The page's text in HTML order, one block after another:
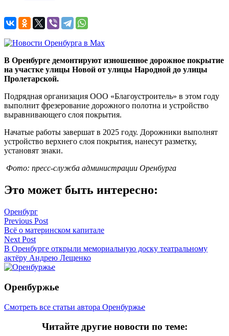
В Оренбурге демонтируют изношенное дорожное покрытие
на участке улицы Новой от улицы Народной до улицы
Пролетарской.
Подрядная организация ООО «Благоустроитель» в этом году
выполнит фрезерование дорожного полотна и устройство
выравнивающего слоя покрытия.
Начатые работы завершат в 2025 году. Дорожники выполнят
устройство верхнего слоя покрытия, нанесут разметку,
установят знаки.
Фото: пресс-служба администрации Оренбурга
Это может быть интересно:
Оренбург
Навигация
по
записям
Previous Post
Всё о материнском капитале
Next Post
В Оренбурге открыли мемориальную доску театральному
актёру Андрею Лещенко
Оренбуржье
Смотреть все статьи автора Оренбуржье
Читайте другие новости по теме: